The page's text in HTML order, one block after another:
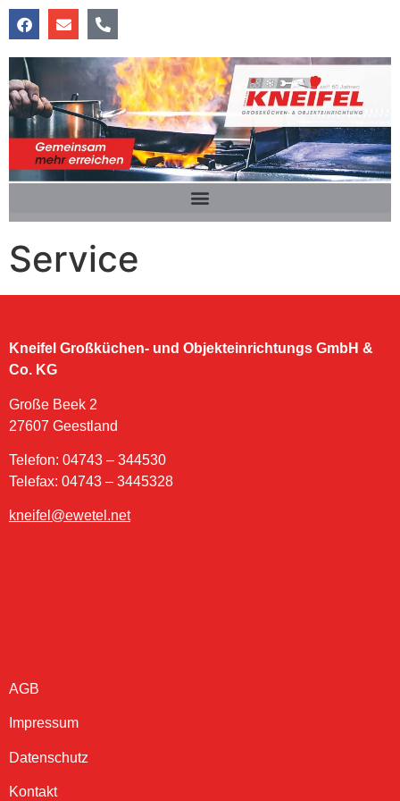
Service
Kneifel Großküchen- und Objekteinrichtungs GmbH &
Co. KG
Große Beek 2
27607 Geestland
Telefon: 04743 – 344530
Telefax: 04743 – 3445328
kneifel@ewetel.net
AGB
Impressum
Datenschutz
Kontakt